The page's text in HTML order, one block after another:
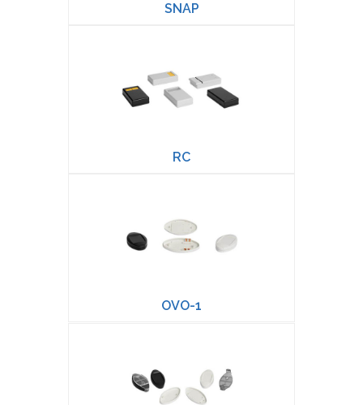
SNAP
RC
OVO-1